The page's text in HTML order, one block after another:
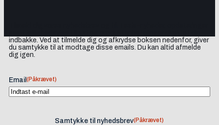
indbakke. Ved at tilmelde dig og afkrydse boksen nedenfor, giver
du samtykke til at modtage disse emails. Du kan altid afmelde
dig igen.
Email (Påkrævet)
Samtykke til nyhedsbrev(Påkrævet)